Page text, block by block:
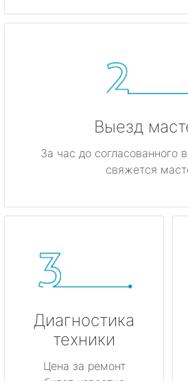
Выезд
За час до согласованного
свяжется
Диагностика
техники
Цена за ремонт